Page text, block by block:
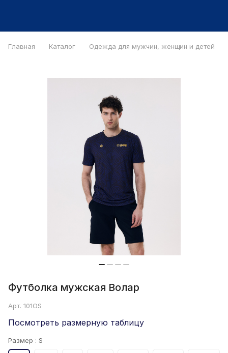
Главная Каталог Одежда для мужчин, женщин и детей
Футболка мужская Волар
Арт. 101OS
Посмотреть размерную таблицу
Размер : S